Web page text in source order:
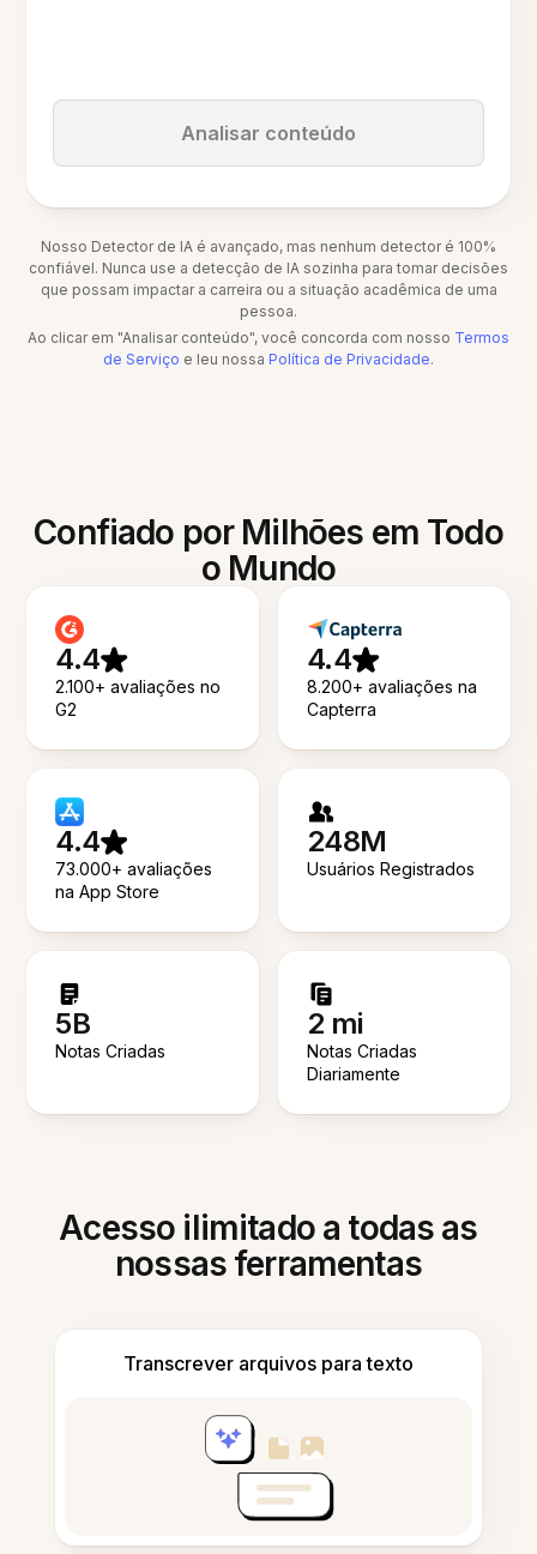
Analisar conteúdo
Nosso Detector de IA é avançado, mas nenhum detector é 100%
confiável. Nunca use a detecção de IA sozinha para tomar decisões
que possam impactar a carreira ou a situação acadêmica de uma
pessoa.
Ao clicar em "Analisar conteúdo", você concorda com nosso Termos
de Serviço e leu nossa Política de Privacidade.
Confiado por Milhões em Todo
o Mundo
4.4
2.100+ avaliações no
G2
4.4
8.200+ avaliações na
Capterra
4.4
73.000+ avaliações
na App Store
248M
Usuários Registrados
5B
Notas Criadas
2 mi
Notas Criadas
Diariamente
Acesso ilimitado a todas as
nossas ferramentas
Transcrever arquivos para texto